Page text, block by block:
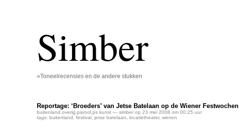
Simber
»Toneelrecensies en de andere stukken
Reportage: ‘Broeders’ van Jetse Batelaan op de Wiener Festwochen
buitenland overig parool ps kunst — simber op 23 mei 2008 om 00:25 uur
tags: buitenland festival jetse batelaan locatietheater, wenen